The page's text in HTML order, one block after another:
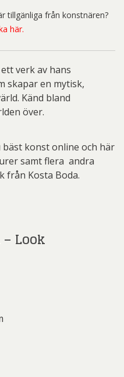
tillgänliga från konstnären?
här.
verk av hans
skapar en mytisk,
Känd bland
över.
bäst konst online och här
samt flera andra
från Kosta Boda.
Look